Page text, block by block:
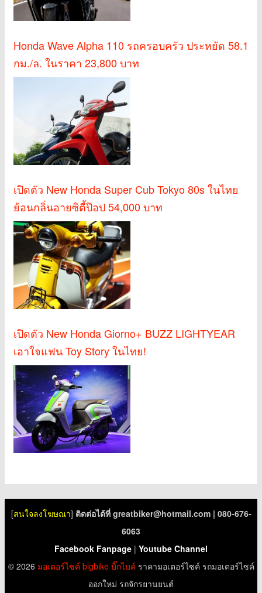
Honda Wave Alpha 110 รถครอบครัว ประหยัด 58.1
กม./ล. ในราคา 23,800 บาท
เปิดตัว New Honda Super Cub Tokyo 80s ในไทย
ย้อนกลิ่นอายซิตี้ป๊อป 54,000 บาท
เปิดตัว New Honda Giorno+ BUZZ LIGHTYEAR
เอาใจแฟน Toy Story ในไทย!
[สนใจลงโฆษณา] ติดต่อได้ที่ greatbiker@hotmail.com| 080-676-
6063
Facebook Fanpage | Youtube Channel
© 2026 มอเตอร์ไซค์ bigbike บิ๊กไบค์ราคามอเตอร์ไซค์ รถมอเตอร์ไซค์
ออกใหม่ รถจักรยานยนต์